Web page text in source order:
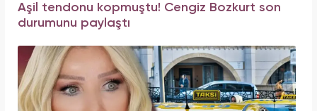
Aşil tendonu kopmuştu! Cengiz Bozkurt son
durumunu paylaştı